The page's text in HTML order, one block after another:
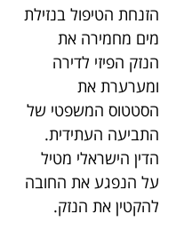
הזנחת הטיפול בנזילת
מים מחמירה את
הנזק הפיזי לדירה
ומערערת את
הסטטוס המשפטי של
התביעה העתידית.
הדין הישראלי מטיל
על הנפגע את החובה
להקטין את הנזק.